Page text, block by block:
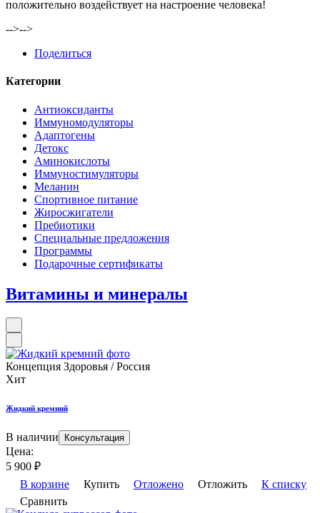
положительно воздействует на настроение человека!
-->-->
Поделиться
Категории
Антиоксиданты
Иммуномодуляторы
Адаптогены
Детокс
Аминокислоты
Иммуностимуляторы
Меланин
Спортивное питание
Жиросжигатели
Пребиотики
Специальные предложения
Программы
Подарочные сертификаты
Витамины и минералы
Концепция Здоровья / Россия
Хит
Жидкий кремний
В наличии Консультация
Цена:
5 900 ₽
В корзине
Купить Отложено Отложить
К списку
Сравнить